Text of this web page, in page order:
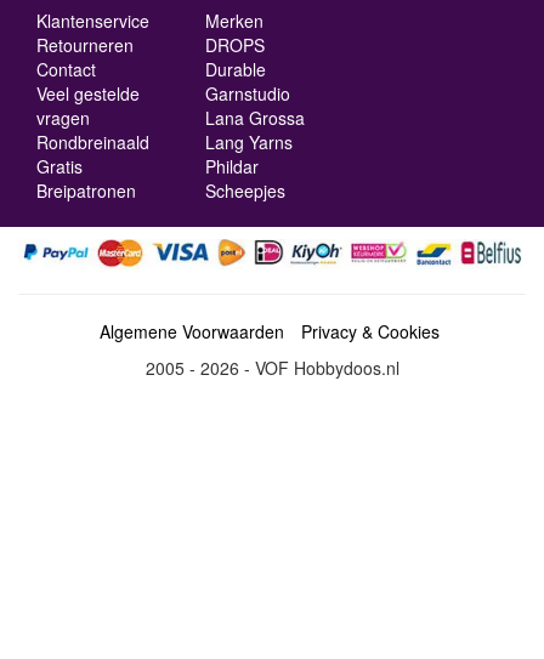
Klantenservice
Retourneren
Contact
Veel gestelde
vragen
Rondbreinaald
Gratis
Breipatronen
Merken
DROPS
Durable
Garnstudio
Lana Grossa
Lang Yarns
Phildar
Scheepjes
Algemene Voorwaarden
Privacy & Cookies
2005 - 2026 - VOF Hobbydoos.nl